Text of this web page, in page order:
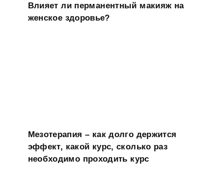
Влияет ли перманентный макияж на
женское здоровье?
Мезотерапия – как долго держится
эффект, какой курс, сколько раз
необходимо проходить курс